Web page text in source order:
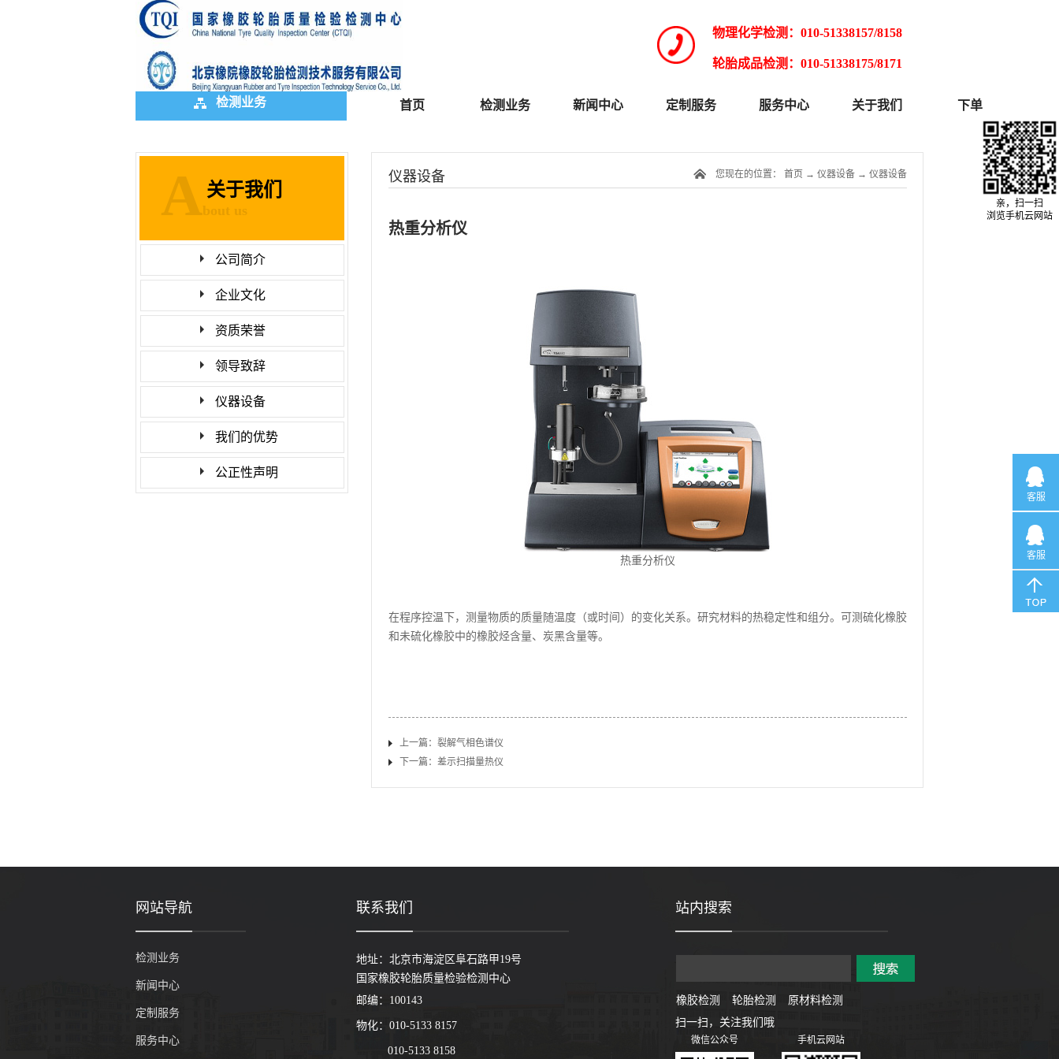
检测业务
物理化学检测：010-51338157/8158
轮胎成品检测：010-51338175/8171
首页 检测业务 新闻中心 定制服务 服务中心 关于我们 下单
关于我们
About us
公司简介
企业文化
资质荣誉
领导致辞
仪器设备
我们的优势
公正性声明
仪器设备 您现在的位置： 首页 → 仪器设备 → 仪器设备
热重分析仪
热重分析仪
在程序控温下，测量物质的质量随温度（或时间）的变化关系。研究材料的热稳定性和组分。可测硫化橡胶
和未硫化橡胶中的橡胶烃含量、炭黑含量等。
上一篇： 裂解气相色谱仪
下一篇： 差示扫描量热仪
网站导航 联系我们 站内搜索
检测业务
新闻中心
定制服务
服务中心
地址：北京市海淀区阜石路甲19号
国家橡胶轮胎质量检验检测中心
邮编：100143
物化：010-5133 8157
010-5133 8158
扫一扫，关注我们哦
微信公众号 手机云网站
橡胶检测 轮胎检测 原材料检测
客服
客服
亲，扫一扫
浏览手机云网站